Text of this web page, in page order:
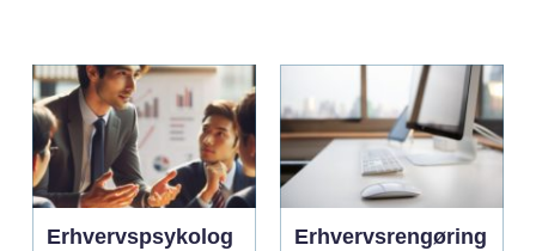
Erhvervspsykolog
Erhvervsrengøring